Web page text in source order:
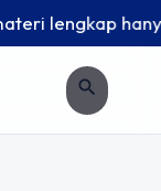
lengkap hanya
search